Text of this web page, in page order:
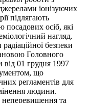
іонізуючих
підлягають
посадових осіб, які
нагляд.
безпеки
Головного
від 01 грудня 1997
що
регламентів для
людини.
та